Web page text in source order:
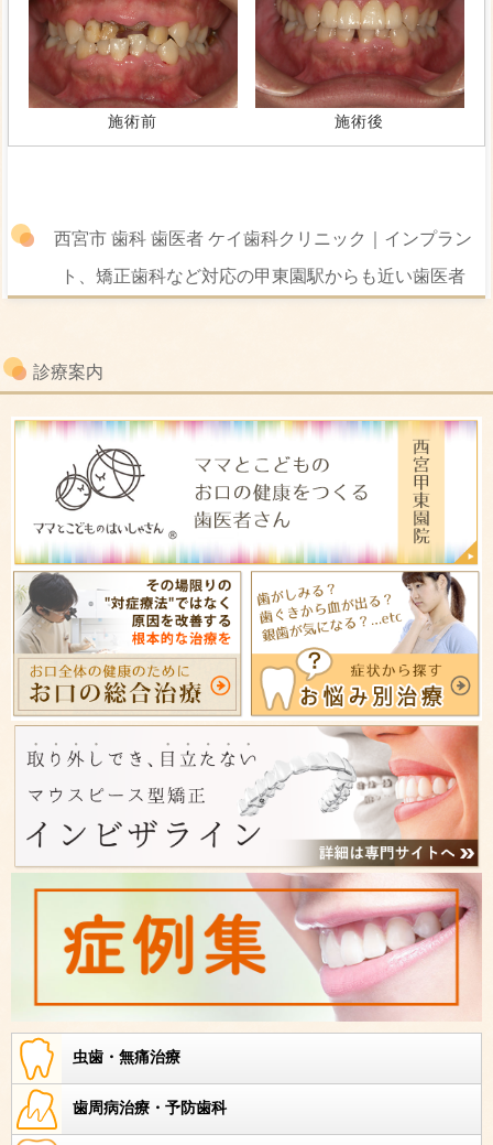
施術前 施術後
西宮市 歯科 歯医者 ケイ歯科クリニック｜インプラン
ト、矯正歯科など対応の甲東園駅からも近い歯医者
診療案内
虫歯・無痛治療
歯周病治療・予防歯科